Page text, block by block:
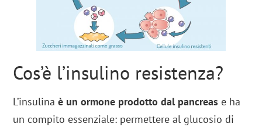
Cos’è l’insulino resistenza?
L’insulinaè un ormone prodotto dal pancreas e ha
un compito essenziale: permettere al glucosio di